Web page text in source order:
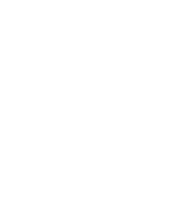
Regler
Läs mer om vad